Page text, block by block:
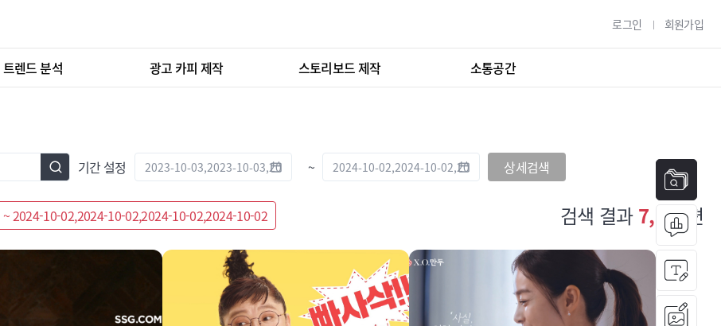
로그인 회원가입
트렌드 분석 광고 카피 제작 스토리보드 제작 소통공간
기간 설정 ~ 상세검색
2024-10-02,2024-10-02,2024-10-02,2024-10-02 검색 결과7,638편